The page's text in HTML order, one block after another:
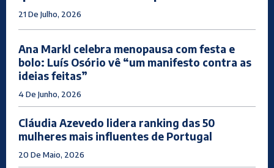
21 De Julho, 2026
Ana Markl celebra menopausa com festa e
bolo: Luís Osório vê “um manifesto contra as
ideias feitas”
4 De Junho, 2026
Cláudia Azevedo lidera ranking das 50
mulheres mais influentes de Portugal
20 De Maio, 2026